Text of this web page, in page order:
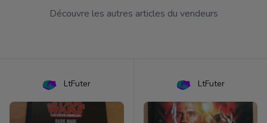
Découvre les autres articles du vendeurs
LtFuter LtFuter